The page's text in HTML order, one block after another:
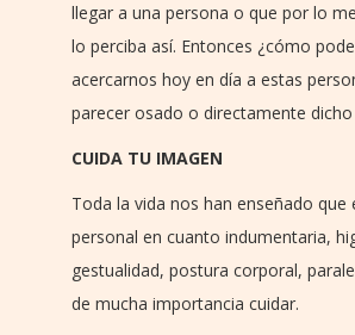
llegar a una persona o que por lo
lo perciba así. Entonces ¿cómo
acercarnos hoy en día a estas
parecer osado o directamente
CUIDA TU IMAGEN
Toda la vida nos han enseñado que
personal en cuanto indumentaria,
gestualidad, postura corporal,
de mucha importancia cuidar.